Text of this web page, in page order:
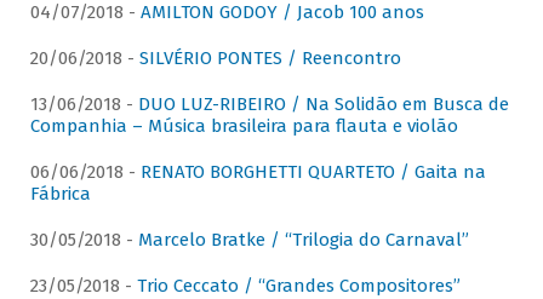
04/07/2018 - AMILTON GODOY / Jacob 100 anos
20/06/2018 - SILVÉRIO PONTES / Reencontro
13/06/2018 - DUO LUZ-RIBEIRO / Na Solidão em Busca de
Companhia – Música brasileira para flauta e violão
06/06/2018 - RENATO BORGHETTI QUARTETO / Gaita na
Fábrica
30/05/2018 - Marcelo Bratke / “Trilogia do Carnaval”
23/05/2018 - Trio Ceccato / “Grandes Compositores”